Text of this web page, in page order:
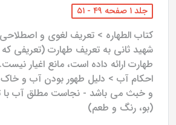
جلد ۱ صفحه ۴۹ - ۵۱
کتاب الطهاره > تعریف لغوی و
شهید ثانی به تعریف طهارت (تعریفی که
طهارت ارائه داده است، مانع اغیار
احکام آب > دلیل طهور بودن آب و
و خبث می باشد - نجاست مطلق آب با
(بو، رنگ و طعم)